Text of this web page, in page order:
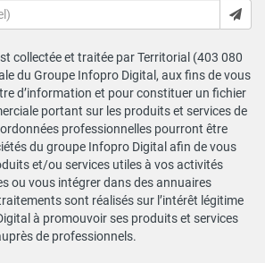
collectée et traitée par Territorial (403 080
du Groupe Infopro Digital, aux fins de vous
d’information et pour constituer un fichier
portant sur les produits et services de
professionnelles pourront être
du groupe Infopro Digital afin de vous
et/ou services utiles à vos activités
ou vous intégrer dans des annuaires
sont réalisés sur l’intérêt légitime
à promouvoir ses produits et services
de professionnels.